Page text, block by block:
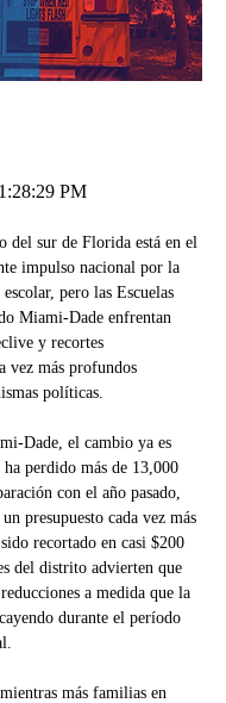
PM
del sur de Florida está en el
impulso nacional por la
pero las Escuelas
Miami-Dade enfrentan
y recortes
vez más profundos
políticas.
Dade, el cambio ya es
perdido más de 13,000
con el año pasado,
presupuesto cada vez más
recortado en casi $200
del distrito advierten que
a medida que la
durante el período
más familias en